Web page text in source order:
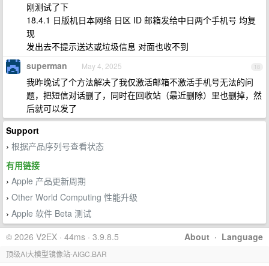
刚测试了下
18.4.1 日版机日本网络 日区 ID 邮箱发给中日两个手机号 均复
现
发出去不提示送达或垃圾信息 对面也收不到
18
superman May 4, 2025
我昨晚试了个方法解决了我仅激活邮箱不激活手机号无法的问
题，把短信对话删了，同时在回收站（最近删除）里也删掉，然
后就可以发了
Support
› 根据产品序列号查看状态
有用链接
› Apple 产品更新周期
› Other World Computing 性能升级
› Apple 软件 Beta 测试
About · Language
© 2026 V2EX · 44ms · 3.9.8.5
顶级AI大模型镜像站-AIGC.BAR